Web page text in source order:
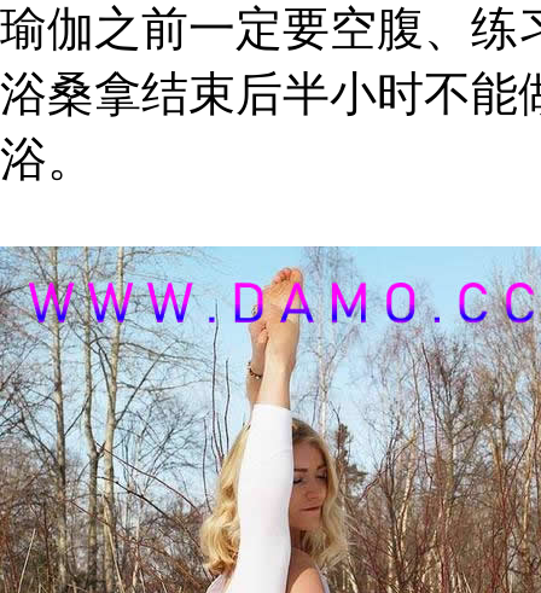
瑜伽之前一定要空腹、练
浴桑拿结束后半小时不能
浴。